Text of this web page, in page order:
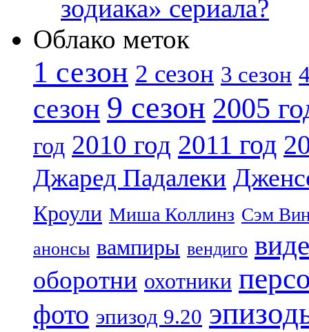
зодиака» сериала?
Облако меток
1 сезон 2 сезон 3 сезон
сезон 9 сезон 2005
год 2010 год 2011 год
Джаред Падалеки
Кроули Миша Коллинз Сэм
анонсы вампиры вендиго
оборотни охотники
фото эпизод 9.20